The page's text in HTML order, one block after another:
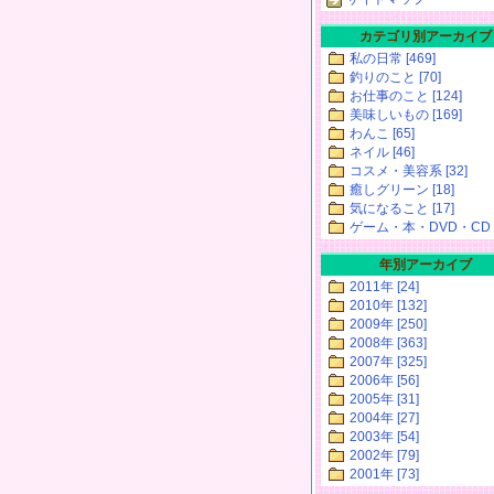
カテゴリ別アーカイブ
私の日常 [469]
釣りのこと [70]
お仕事のこと [124]
美味しいもの [169]
わんこ [65]
ネイル [46]
コスメ・美容系 [32]
癒しグリーン [18]
気になること [17]
ゲーム・本・DVD・CD
年別アーカイブ
2011年 [24]
2010年 [132]
2009年 [250]
2008年 [363]
2007年 [325]
2006年 [56]
2005年 [31]
2004年 [27]
2003年 [54]
2002年 [79]
2001年 [73]